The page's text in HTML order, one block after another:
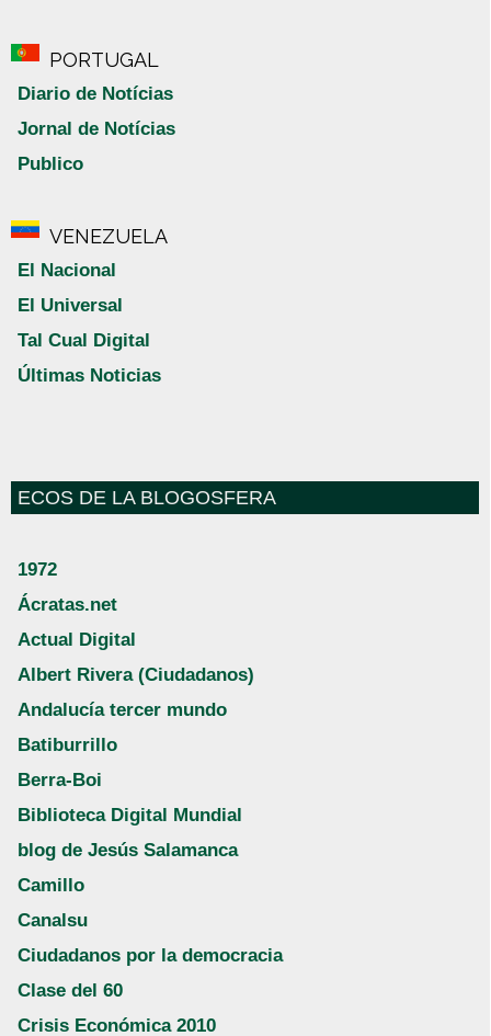
PORTUGAL
Diario de Notícias
Jornal de Notícias
Publico
VENEZUELA
El Nacional
El Universal
Tal Cual Digital
Últimas Noticias
ECOS DE LA BLOGOSFERA
1972
Ácratas.net
Actual Digital
Albert Rivera (Ciudadanos)
Andalucía tercer mundo
Batiburrillo
Berra-Boi
Biblioteca Digital Mundial
blog de Jesús Salamanca
Camillo
Canalsu
Ciudadanos por la democracia
Clase del 60
Crisis Económica 2010